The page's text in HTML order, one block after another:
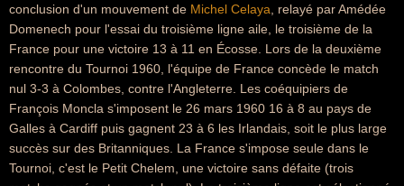
conclusion d'un mouvement de Michel Celaya , relayé par Amédée
Domenech pour l'essai du troisième ligne aile, le troisième de la
France pour une victoire 13 à 11 en Écosse. Lors de la deuxième
rencontre du Tournoi 1960, l'équipe de France concède le match
nul 3-3 à Colombes, contre l'Angleterre. Les coéquipiers de
François Moncla s'imposent le 26 mars 1960 16 à 8 au pays de
Galles à Cardiff puis gagnent 23 à 6 les Irlandais, soit le plus large
succès sur des Britanniques. La France s'impose seule dans le
Tournoi, c'est le Petit Chelem, une victoire sans défaite (trois